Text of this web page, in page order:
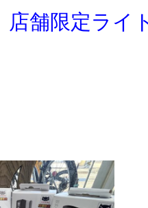
店舗限定ライ